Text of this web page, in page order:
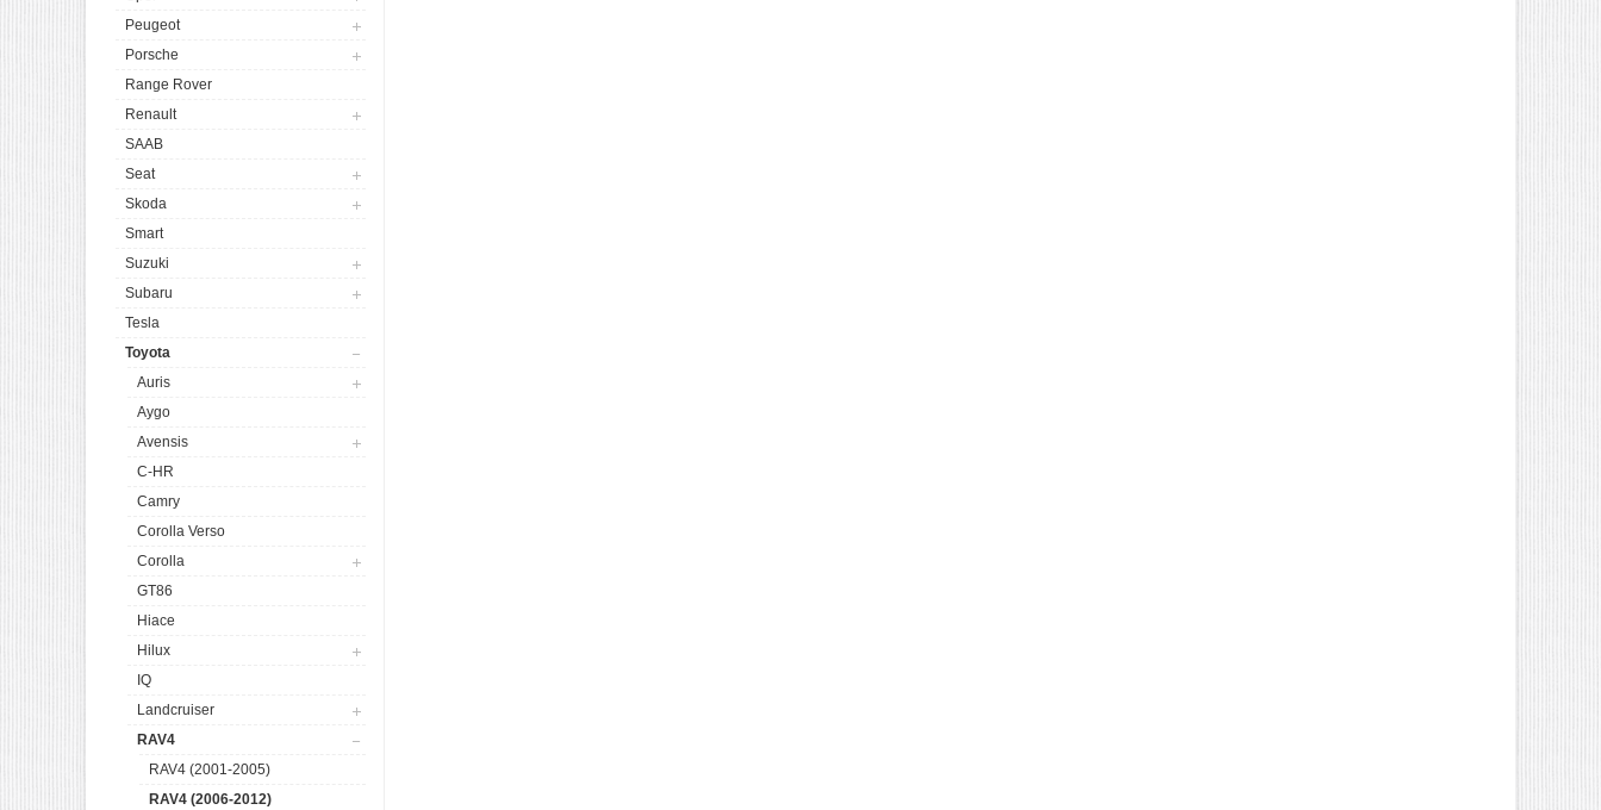
Peugeot
Porsche
Range Rover
Renault
SAAB
Seat
Skoda
Smart
Suzuki
Subaru
Tesla
Toyota
Auris
Aygo
Avensis
C-HR
Camry
Corolla Verso
Corolla
GT86
Hiace
Hilux
IQ
Landcruiser
RAV4
RAV4 (2001-2005)
RAV4 (2006-2012)